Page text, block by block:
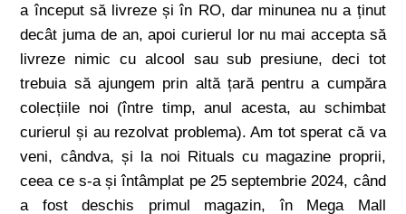
a început să livreze și în RO, dar minunea nu a ținut
decât juma de an, apoi curierul lor nu mai accepta să
livreze nimic cu alcool sau sub presiune, deci tot
trebuia să ajungem prin altă țară pentru a cumpăra
colecțiile noi (între timp, anul acesta, au schimbat
curierul și au rezolvat problema). Am tot sperat că va
veni, cândva, și la noi Rituals cu magazine proprii,
ceea ce s-a și întâmplat pe 25 septembrie 2024, când
a fost deschis primul magazin, în Mega Mall